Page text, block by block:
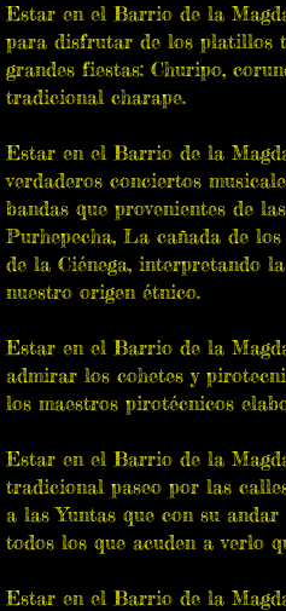
Estar en el Barrio de la
para disfrutar de los platillos
grandes fiestas: Churipo,
tradicional charape.
Estar en el Barrio de la
verdaderos conciertos
bandas que provenientes de
Purhepecha, La cañada de
de la Ciénega, interpretando
nuestro origen étnico.
Estar en el Barrio de la
admirar los cohetes y
los maestros pirotécnicos
Estar en el Barrio de la
tradicional paseo por las
a las Yuntas que con su
todos los que acuden a verlo
Estar en el Barrio de la